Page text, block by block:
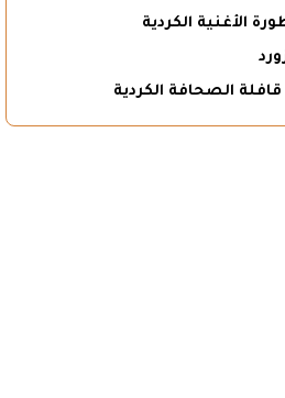
الأغنية الكردية
الصحافة الكردية